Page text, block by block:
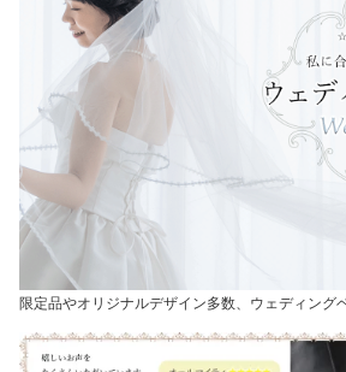
限定品やオリジナルデザイン多数、ウェディング